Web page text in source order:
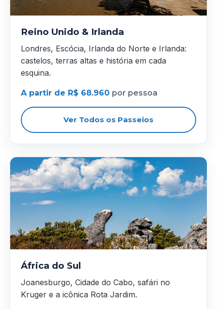
Reino Unido & Irlanda
Londres, Escócia, Irlanda do Norte e Irlanda:
castelos, terras altas e história em cada
esquina.
A partir de R$ 68.960 por pessoa
Ver Todos os Passeios
África do Sul
Joanesburgo, Cidade do Cabo, safári no
Kruger e a icônica Rota Jardim.